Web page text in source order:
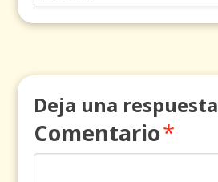
Deja una respuesta
Comentario*